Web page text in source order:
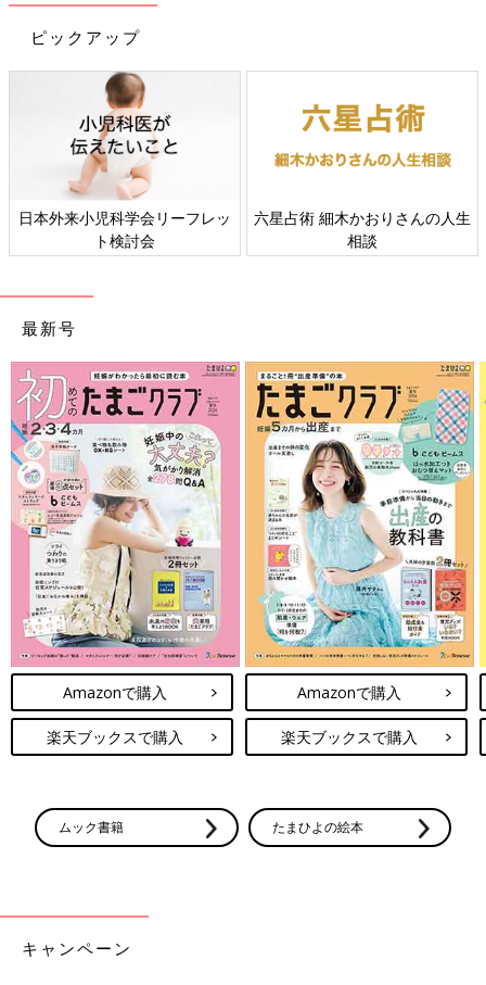
同じですね）
の？」と高確率で聞かれますが、それくらいです。
どちらに改姓してもいいと思いますが、きっと一番のハードルっ
て両親だと思います。
実際にうちも揉めました。「理由もなく夫が妻側の姓になる」と
いうことは私達の親世代には常識外れなことだったのかもしれま
せん。
でも、これから結婚して新しい家族を作っていこうとしているの
だから、
も、
2人がいいと思った形で幸せになれれば、オールオッケーなんじ
ゃないかな‥と思っています。（昔から続いている歴史ある家系
を途絶えさせたくない..とかだったら要話し合いだと思いますが)
（※個人的主観です）
娘たちが結婚するころには、どうなっているのでしょう。
今の私達が「信じられない」っていうことが常識になっているか
もしれません。
なんにせよ、娘と未来の旦那さんが決めたことを尊重してあげら
れるおばばとおじじになりたいなぁと思う次第です。
夫の話が長すぎる【子育てなめてました
日記#78】
夫の話は長い上に理屈っぽいんです。昔はそれ
が原因でよく喧嘩になったのですが、もう夫婦
ことを考えて受け流すようにしていました。
[ひよこエッグ]
都内在住のワーママ。
ピックアップ
学会リーフレッ
六星占術 細木かおりさんの人生
すべての赤ち
ことをめざし
最新号
Amazonで購入
楽天ブックスで購入
Amazonで購入
楽天ブックスで購入
ムック書籍 たまひよの絵本
キャンペーン